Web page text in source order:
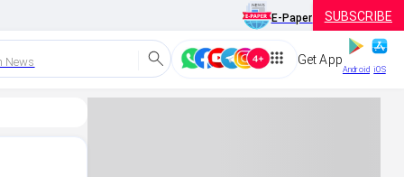
E-Paper SUBSCRIBE
News Get App
Android iOS